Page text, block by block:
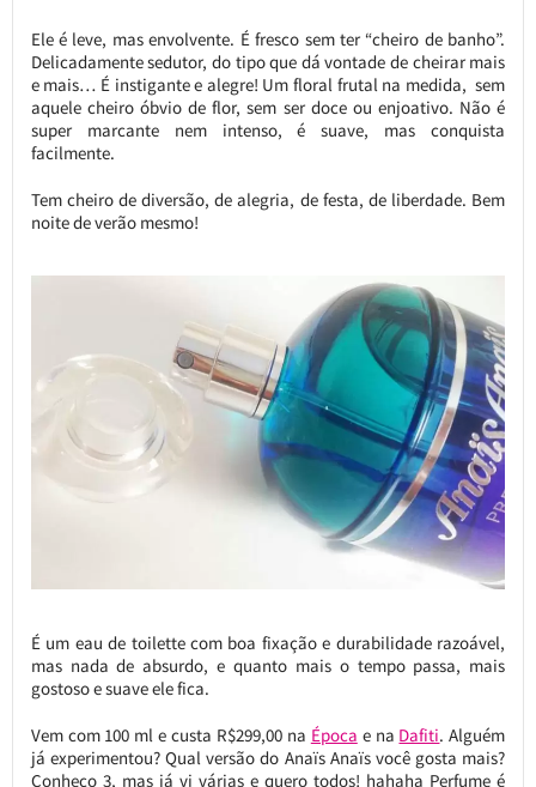
Ele é leve, mas envolvente. É fresco sem ter “cheiro de banho”.
Delicadamente sedutor, do tipo que dá vontade de cheirar mais
e mais… É instigante e alegre! Um floral frutal na medida, sem
aquele cheiro óbvio de flor, sem ser doce ou enjoativo. Não é
super marcante nem intenso, é suave, mas conquista
facilmente.
Tem cheiro de diversão, de alegria, de festa, de liberdade. Bem
noite de verão mesmo!
É um eau de toilette com boa fixação e durabilidade razoável,
mas nada de absurdo, e quanto mais o tempo passa, mais
gostoso e suave ele fica.
Vem com 100 ml e custa R$299,00 na Época e na Dafiti. Alguém
já experimentou? Qual versão do Anaïs Anaïs você gosta mais?
Conheço 3, mas já vi várias e quero todos! hahaha Perfume é